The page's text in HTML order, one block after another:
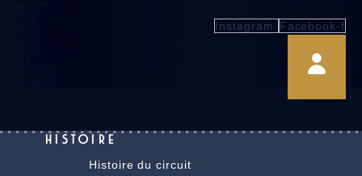
Instagram Facebook-f
HISTOIRE
Histoire du circuit